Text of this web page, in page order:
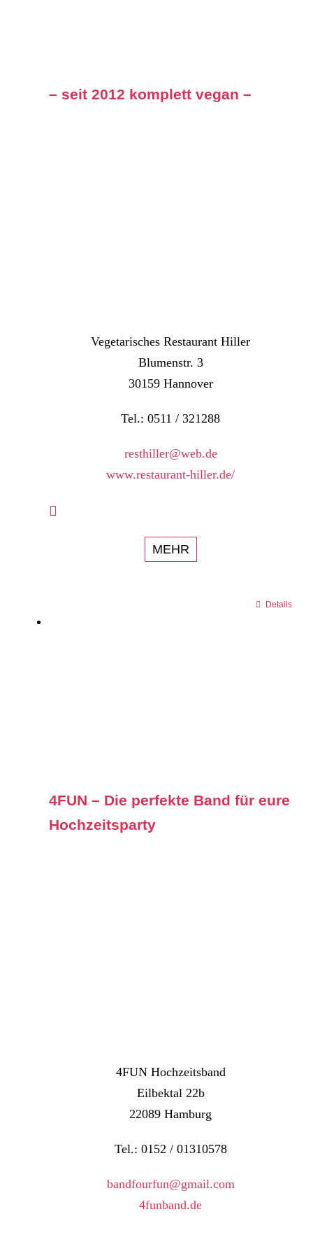
– seit 2012 komplett vegan –
Vegetarisches Restaurant Hiller
Blumenstr. 3
30159 Hannover
Tel.: 0511 / 321288
resthiller@web.de
www.restaurant-hiller.de/
MEHR
Details
4FUN – Die perfekte Band für eure
Hochzeitsparty
4FUN Hochzeitsband
Eilbektal 22b
22089 Hamburg
Tel.: 0152 / 01310578
bandfourfun@gmail.com
4funband.de